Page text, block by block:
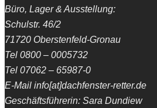
Büro, Lager & Ausstellung:
Schulstr. 46/2
71720 Oberstenfeld-Gronau
Tel 0800 – 0005732
Tel 07062 – 65987-0
E-Mail info[at]dachfenster-retter.de
Geschäftsführerin: Sara Dundiew